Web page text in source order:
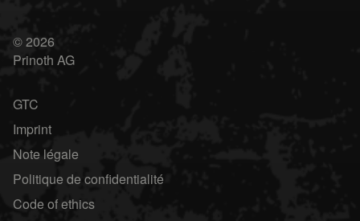
© 2026
Prinoth AG
GTC
Imprint
Note légale
Politique de confidentialité
Code of ethics